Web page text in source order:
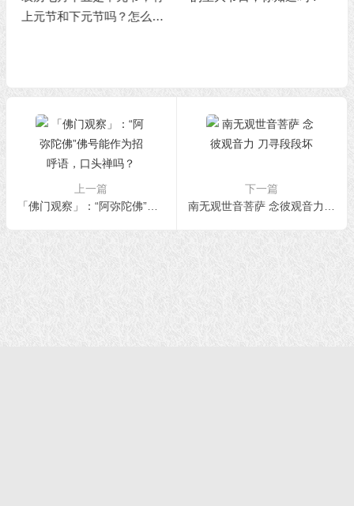
上元节和下元节吗？怎么做
上一篇
「佛门观察」：“阿弥陀佛”佛号能作为招呼语，口头禅吗？
下一篇
南无观世音菩萨 念彼观音力 刀寻段段坏